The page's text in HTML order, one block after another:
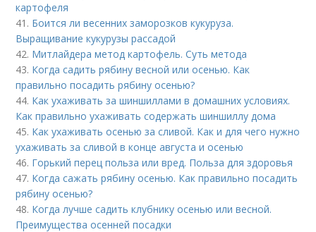
картофеля
41. Боится ли весенних заморозков кукуруза.
Выращивание кукурузы рассадой
42. Митлайдера метод картофель. Суть метода
43. Когда садить рябину весной или осенью. Как
правильно посадить рябину осенью?
44. Как ухаживать за шиншиллами в домашних условиях.
Как правильно ухаживать содержать шиншиллу дома
45. Как ухаживать осенью за сливой. Как и для чего нужно
ухаживать за сливой в конце августа и осенью
46. Горький перец польза или вред. Польза для здоровья
47. Когда сажать рябину осенью. Как правильно посадить
рябину осенью?
48. Когда лучше садить клубнику осенью или весной.
Преимущества осенней посадки